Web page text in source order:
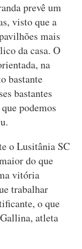
prevê um
visto que a
mais
da casa. O
na
bastante
bastantes
podemos
o Lusitânia SC
do que
vitória
trabalhar
o que
atleta